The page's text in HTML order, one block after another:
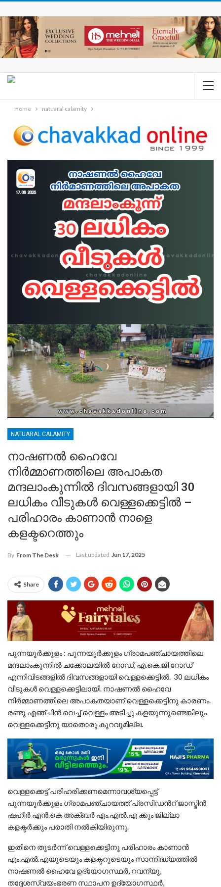
Home natuaral calamity
NATUARAL CALAMITY
നാഷണല്‍ ഹൈവേ
നിര്‍മ്മാണത്തിലെ അപാകത
മന്ദലാംകുന്നില്‍ ദിവസങ്ങളായി 30
ലധികം വീടുകൾ വെള്ളക്കെട്ടിൽ –
പരിഹാരം കാണാൻ നാളെ
കളക്ടറെത്തും
By From The Desk Last updated Jun 17, 2025
Share
പുന്നയൂര്‍ക്കുളം : പുന്നയൂര്‍ക്കുളം ഗ്രാമപഞ്ചായത്തിലെ
മന്ദലാംകുന്നില്‍ ചക്കോലയില്‍ റോഡ്, എ.കെ.ജി റോഡ്
എന്നിവിടങ്ങളില്‍ ദിവസങ്ങളായി വെള്ളക്കെട്ടിൽ. 30 ലധികം
വീടുകൾ വെള്ളക്കെട്ടിലായി. നാഷണല്‍ ഹൈവേ
നിര്‍മ്മാണത്തിലെ അപാകതയാണ് വെള്ളക്കെട്ടിനു കാരണം.
രണ്ടു എഞ്ചിൻ വെച്ച് വെള്ളം അടിച്ചു കളയുന്നുണ്ടെങ്കിലും
വെള്ളക്കെട്ടിനു യാതൊരു കുറവുമില്ല.
വെള്ളക്കെട്ട് പരിഹരിക്കണമെന്നാവശ്യപ്പെട്ട്
പുന്നയൂര്‍ക്കുളം ഗ്രാമപഞ്ചായത്ത് പ്രസിഡന്‍റ് ജാസ്മിന്‍
ഷഹീര്‍ എന്‍.കെ അക്ബര്‍ എം.എല്‍.എ ക്കും ജില്ലാ
കളക്ടര്‍ക്കും പരാതി നല്‍കിയിരുന്നു.
ഇതിനെ തുടർന്ന് വെള്ളക്കെട്ടിനു പരിഹാരം കാണാൻ
എം.എല്‍‌.എയുടെയും കളക്ടറുടെയും സാന്നിദ്ധ്യത്തില്‍
നാഷണല്‍ ഹൈവേ ഉദ്യോഗസ്ഥര്‍, റവന്യൂ,
തദ്ദേശസ്വയംഭരണ സ്ഥാപന ഉദ്യോഗസ്ഥര്‍,